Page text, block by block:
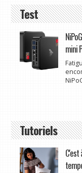
Test
mini
Tutoriels